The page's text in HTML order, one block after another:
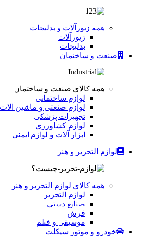
همه زیورآلات و بدلیجات
زیورآلات
بدلیجات
صنعت و ساختمان
همه کالای صنعت و ساختمان
لوازم ساختمانی
لوازم صنعتی و ماشین آلات
تجهیزات پزشکی
لوازم کشاورزی
ابزار آلات و لوازم ایمنی
لوازم التحریر و هنر
همه کالای لوازم التحریر و هنر
لوازم التحریر
صنایع دستی
فرش
موسیقی و فیلم
خودرو و موتور سیکلت